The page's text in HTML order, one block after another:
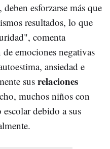
esforzarse más que
resultados, lo que
comenta
emociones negativas
ansiedad e
sus relaciones
muchos niños con
debido a sus